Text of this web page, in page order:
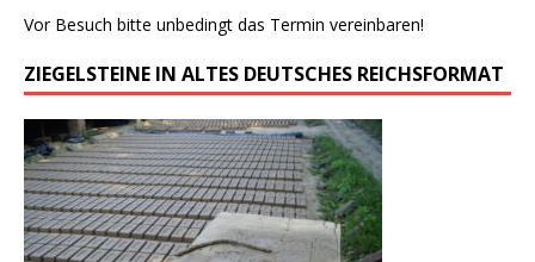
Vor Besuch bitte unbedingt das Termin vereinbaren!
ZIEGELSTEINE IN ALTES DEUTSCHES REICHSFORMAT